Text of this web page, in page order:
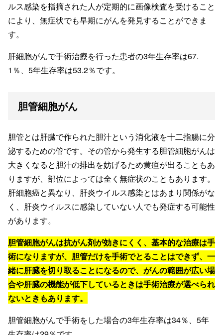
ルス感染を指摘された人が定期的に画像検査を受けること
により、無症状でも早期にがんを発見することができま
す。
肝細胞がんで手術治療を行った患者の3年生存率は67.
1％、5年生存率は53.2％です。
胆管細胞がん
胆管とは肝臓で作られた胆汁という消化液を十二指腸に分
泌するための管です。その管から発生する胆管細胞がんは
大きくなると胆汁の排出を妨げるため黄疸が出ることもあ
りますが、部位によっては全く無症状のこともあります。
肝細胞癌と異なり、肝炎ウイルス感染とはあまり関係がな
く、肝炎ウイルスに感染していない人でも発症する可能性
があります。
胆管細胞がんは抗がん剤が効きにくく、基本的な治療は手
術になりますが、胆管だけを手術でとることはできず、一
緒に肝臓を切り取ることになるので、がんの範囲が広い場
合や肝臓の機能が低下しているときは手術治療が選べられ
ないときもあります。
胆管細胞がんで手術をした場合の3年生存率は34％、5年